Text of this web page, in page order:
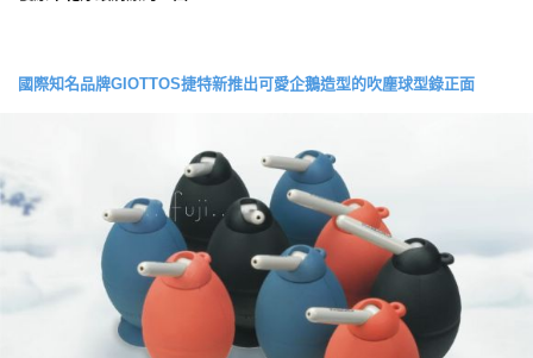
國際知名品牌GIOTTOS捷特新推出可愛企鵝造型的吹塵球型錄正面